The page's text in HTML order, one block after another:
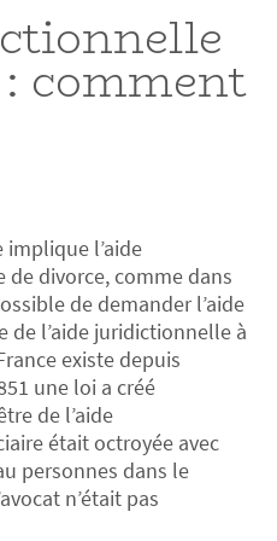
comment
implique l’aide
divorce, comme dans
de demander l’aide
l’aide juridictionnelle à
existe depuis
une loi a créé
de l’aide
était octroyée avec
personnes dans le
n’était pas